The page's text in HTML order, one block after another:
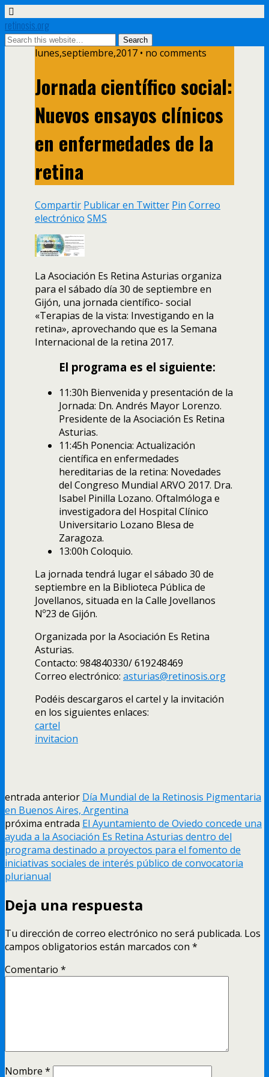
retinosis.org
lunes,septiembre,2017 • no comments
Jornada científico social:
Nuevos ensayos clínicos
en enfermedades de la
retina
Compartir Publicar en Twitter Pin Correo
electrónico SMS
La Asociación Es Retina Asturias organiza
para el sábado día 30 de septiembre en
Gijón, una jornada científico- social
«Terapias de la vista: Investigando en la
retina», aprovechando que es la Semana
Internacional de la retina 2017.
El programa es el siguiente:
11:30h Bienvenida y presentación de la
Jornada: Dn. Andrés Mayor Lorenzo.
Presidente de la Asociación Es Retina
Asturias.
11:45h Ponencia: Actualización
científica en enfermedades
hereditarias de la retina: Novedades
del Congreso Mundial ARVO 2017. Dra.
Isabel Pinilla Lozano. Oftalmóloga e
investigadora del Hospital Clínico
Universitario Lozano Blesa de
Zaragoza.
13:00h Coloquio.
La jornada tendrá lugar el sábado 30 de
septiembre en la Biblioteca Pública de
Jovellanos, situada en la Calle Jovellanos
Nº23 de Gijón.
Organizada por la Asociación Es Retina
Asturias.
Contacto: 984840330/ 619248469
Correo electrónico: asturias@retinosis.org
Podéis descargaros el cartel y la invitación
en los siguientes enlaces:
cartel
invitacion
entrada anterior Día Mundial de la Retinosis Pigmentaria
en Buenos Aires, Argentina
próxima entrada El Ayuntamiento de Oviedo concede una
ayuda a la Asociación Es Retina Asturias dentro del
programa destinado a proyectos para el fomento de
iniciativas sociales de interés público de convocatoria
plurianual
Deja una respuesta
Tu dirección de correo electrónico no será publicada. Los
campos obligatorios están marcados con *
Comentario *
Nombre *